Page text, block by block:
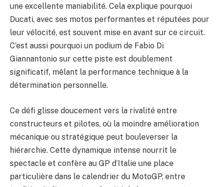
une excellente maniabilité. Cela explique pourquoi
Ducati, avec ses motos performantes et réputées pour
leur vélocité, est souvent mise en avant sur ce circuit.
C’est aussi pourquoi un podium de Fabio Di
Giannantonio sur cette piste est doublement
significatif, mêlant la performance technique à la
détermination personnelle.
Ce défi glisse doucement vers la rivalité entre
constructeurs et pilotes, où la moindre amélioration
mécanique ou stratégique peut bouleverser la
hiérarchie. Cette dynamique intense nourrit le
spectacle et confère au GP d’Italie une place
particulière dans le calendrier du MotoGP, entre